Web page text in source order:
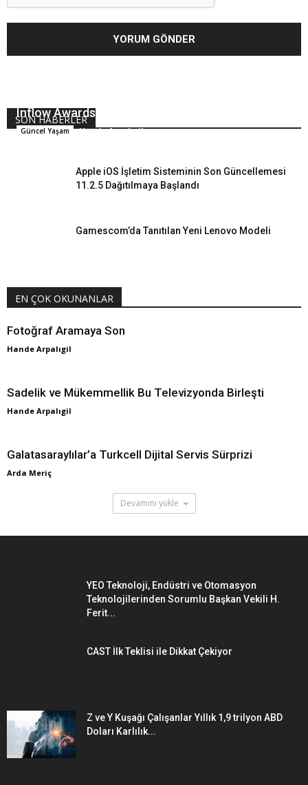
SON HABERLER
Inflow Awards 2018 Ödülleri Sahiplerini Buldu
Güncel Yaşam Hande Arpalıgil
Apple iOS İşletim Sisteminin Son Güncellemesi
11.2.5 Dağıtılmaya Başlandı
Gamescom’da Tanıtılan Yeni Lenovo Modeli
EN ÇOK OKUNANLAR
Fotoğraf Aramaya Son
Hande Arpalıgil
Sadelik ve Mükemmellik Bu Televizyonda Birleşti
Hande Arpalıgil
Galatasaraylılar’a Turkcell Dijital Servis Sürprizi
Arda Meriç
Devamını yükle
YEO Teknoloji, Endüstri ve Otomasyon
Teknolojilerinden Sorumlu Başkan Vekili H.
Ferit...
CAST İlk Teklisi ile Dikkat Çekiyor
Z ve Y Kuşağı Çalışanlar Yıllık 1,9 trilyon ABD
Doları Karlılık...